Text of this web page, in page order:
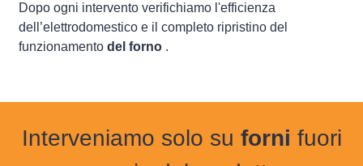
Dopo ogni intervento verifichiamo l'efficienza
dell’elettrodomestico e il completo ripristino del
funzionamento del forno .
Interveniamo solo su forni fuori